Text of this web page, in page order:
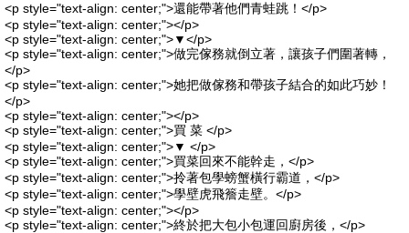
<p style="text-align: center;">還能帶著他們青蛙跳！</p>
<p style="text-align: center;"></p>
<p style="text-align: center;">▼</p>
<p style="text-align: center;">做完傢務就倒立著，讓孩子們圍著轉，
</p>
<p style="text-align: center;">她把做傢務和帶孩子結合的如此巧妙！
</p>
<p style="text-align: center;"></p>
<p style="text-align: center;">買 菜 </p>
<p style="text-align: center;">▼ </p>
<p style="text-align: center;">買菜回來不能幹走，</p>
<p style="text-align: center;">拎著包學螃蟹橫行霸道，</p>
<p style="text-align: center;">學壁虎飛簷走壁。</p>
<p style="text-align: center;"></p>
<p style="text-align: center;">終於把大包小包運回廚房後，</p>